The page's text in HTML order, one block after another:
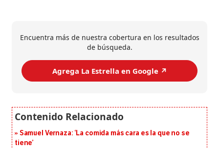
Encuentra más de nuestra cobertura en los resultados
de búsqueda.
Agrega La Estrella en Google ↗️
Samuel Vernaza: ‘La comida más cara es la que no se
tiene’